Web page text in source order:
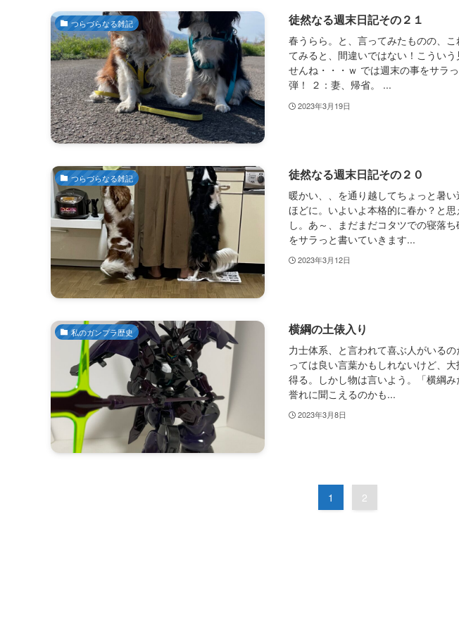
つらづらなる雑記 徒然なる週末日記その２１
春うらら。と、言ってみたものの、
てみると、間違いではない！こうい
せんね・・・ｗ では週末の事をサラ
弾！ ２：妻、帰省。 ...
2023年3月19日
つらづらなる雑記 徒然なる週末日記その２０
暖かい、、を通り越してちょっと暑
ほどに。いよいよ本格的に春か？と
し。あ～、まだまだコタツでの寝落
をサラっと書いていきます...
2023年3月12日
私のガンプラ歴史 横綱の土俵入り
力士体系、と言われて喜ぶ人がいる
っては良い言葉かもしれないけど、
得る。しかし物は言いよう。「横綱
誉れに聞こえるのかも...
2023年3月8日
1 2